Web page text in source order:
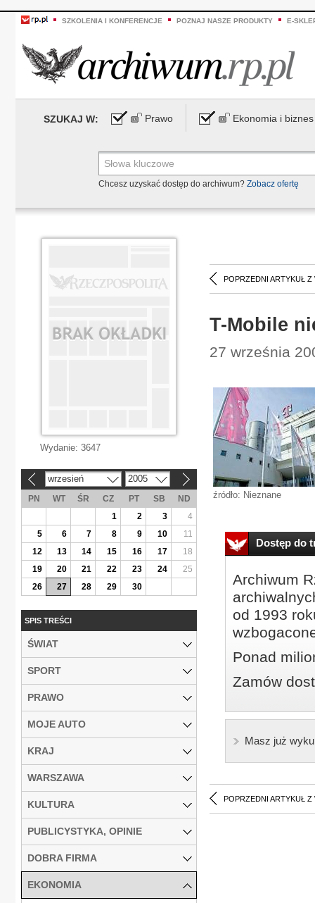
SZKOLENIA I KONFERENCJE POZNAJ NASZE PRODUKTY E-
SZUKAJ W: Prawo Ekonomia i biznes
Chcesz uzyskać dostęp do archiwum? Zobacz ofertę
POPRZEDNI ARTYKUŁ Z
T-Mobile
27 września
źródło: Nieznane
Dostęp do
Archiwum
od 1993
Ponad
Zamów
Masz już
POPRZEDNI ARTYKUŁ Z
Wydanie: 3647
wrzesień 2005
PN WT ŚR CZ PT SB
ND
1
2 3
4
5
6 7 8 9 10
11
12
13 14 15 16 17
18
19
20 21 22 23 24
25
26
27 28 29 30
SPIS TREŚCI
ŚWIAT
SPORT
PRAWO
MOJE AUTO
KRAJ
WARSZAWA
KULTURA
PUBLICYSTYKA, OPINIE
DOBRA FIRMA
EKONOMIA